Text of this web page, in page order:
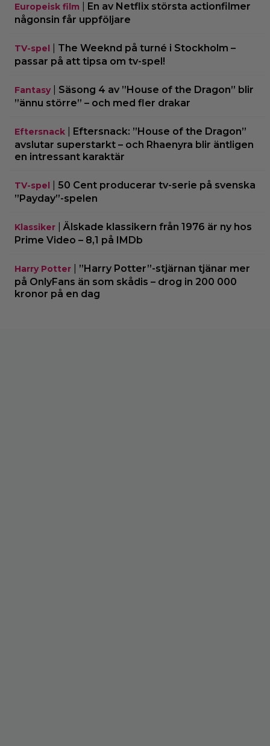
Europeisk film
En av Netflix största actionfilmer
någonsin får uppföljare
TV-spel
The Weeknd på turné i Stockholm –
passar på att tipsa om tv-spel!
Fantasy| Säsong 4 av ”House of the Dragon” blir
”ännu större” – och med fler drakar
Eftersnack
Eftersnack: ”House of the Dragon”
avslutar superstarkt – och Rhaenyra blir äntligen
en intressant karaktär
TV-spel
50 Cent producerar tv-serie på svenska
”Payday”-spelen
Klassiker |Älskade klassikern från 1976 är ny hos
Prime Video – 8,1 på IMDb
Harry Potter
”Harry Potter”-stjärnan tjänar mer
på OnlyFans än som skådis – drog in 200 000
kronor på en dag